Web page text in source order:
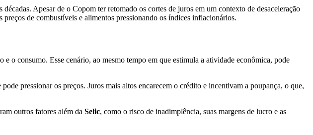
Apesar de o Copom ter retomado os cortes de juros em um contexto de desaceleração
de combustíveis e alimentos pressionando os índices inflacionários.
o consumo. Esse cenário, ao mesmo tempo em que estimula a atividade econômica, pode
pressionar os preços. Juros mais altos encarecem o crédito e incentivam a poupança, o que,
outros fatores além da Selic, como o risco de inadimplência, suas margens de lucro e as